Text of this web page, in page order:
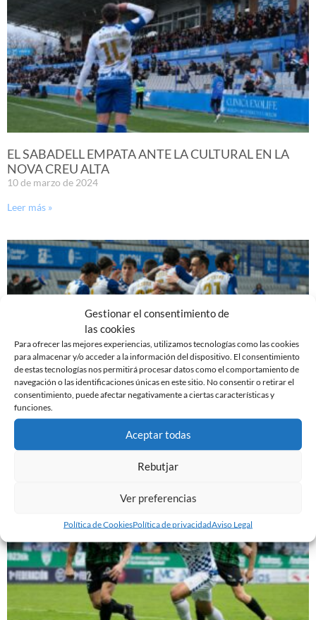
Gestionar el consentimiento de
las cookies
Para ofrecer las mejores experiencias, utilizamos tecnologías como las cookies
para almacenar y/o acceder a la información del dispositivo. El consentimiento
de estas tecnologías nos permitirá procesar datos como el comportamiento de
navegación o las identificaciones únicas en este sitio. No consentir o retirar el
consentimiento, puede afectar negativamente a ciertas características y
funciones.
Aceptar todas
Rebutjar
Ver preferencias
Política de CookiesPolítica de privacidadAviso Legal
EL SABADELL EMPATA ANTE LA CULTURAL EN LA
NOVA CREU ALTA
10 de marzo de 2024
Leer más »
PREVIA | CE SABADELL – CULTURAL LEONESA
9 de marzo de 2024
Leer más »